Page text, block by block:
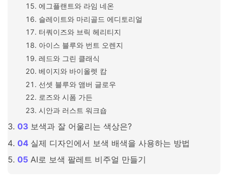
에그플랜트와 라임 네온
슬레이트와 마리골드 에디토리얼
터쿼이즈와 브릭 헤리티지
아이스 블루와 번트 오렌지
레드와 그린 클래식
베이지와 바이올렛 캄
선셋 블루와 앰버 글로우
로즈와 시폼 가든
시안과 러스트 워크숍
보색과 잘 어울리는 색상은?
실제 디자인에서 보색 배색을 사용하는 방법
AI로 보색 팔레트 비주얼 만들기